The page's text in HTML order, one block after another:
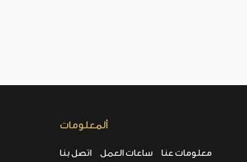
ألمعلومات
اتصل بنا ساعات العمل معلومات عنا